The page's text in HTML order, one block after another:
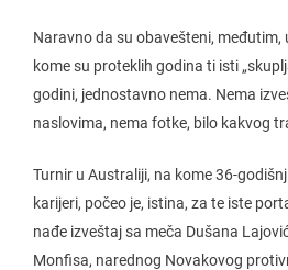
Naravno da su obavešteni, međutim,
kome su proteklih godina ti isti
godini, jednostavno nema. Nema
naslovima, nema fotke, bilo kakvog
Turnir u Australiji, na kome 36-
karijeri, počeo je, istina, za te iste
nađe izveštaj sa meča Dušana
Monfisa, narednog Novakovog